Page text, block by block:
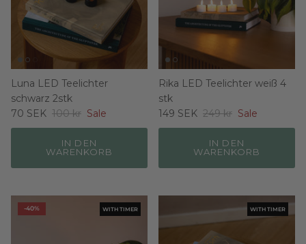
Luna LED Teelichter
schwarz 2stk
70 SEK 100 kr Sale
IN DEN
WARENKORB
Rika LED Teelichter weiß 4
stk
149 SEK 249 kr Sale
IN DEN
WARENKORB
WITH TIMER
-40% WITH TIMER